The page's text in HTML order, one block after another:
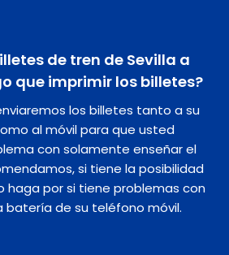
de tren de Sevilla a
que imprimir los billetes?
los billetes tanto a su
al móvil para que usted
con solamente enseñar el
si tiene la posibilidad
haga por si tiene problemas con
batería de su teléfono móvil.